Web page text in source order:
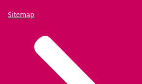
Sitemap